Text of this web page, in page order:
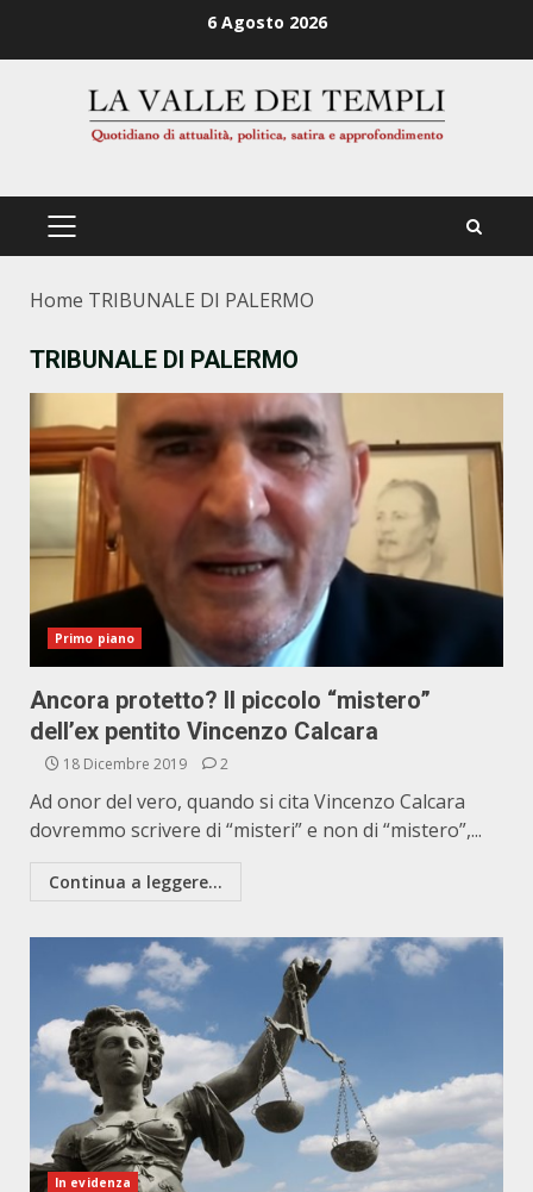
6 Agosto 2026
PRIMÄRES
Home TRIBUNALE DI PALERMO
TRIBUNALE DI PALERMO
Primo piano
Ancora protetto? Il piccolo “mistero”
dell’ex pentito Vincenzo Calcara
18 Dicembre 2019 2
Ad onor del vero, quando si cita Vincenzo Calcara
dovremmo scrivere di “misteri” e non di “mistero”,...
Continua a leggere...
In evidenza